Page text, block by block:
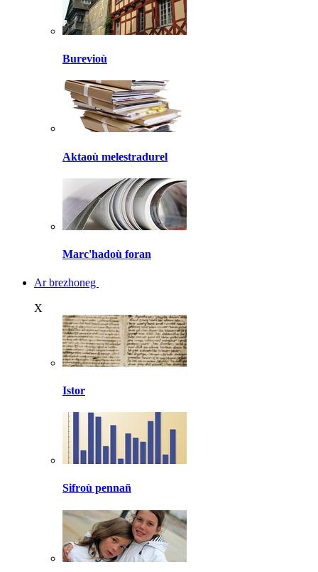
Burevioù
Aktaoù melestradurel
Marc'hadoù foran
Ar brezhoneg
X
Istor
Sifroù pennañ